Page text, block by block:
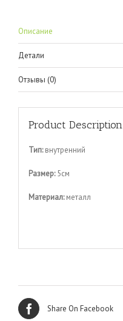
Описание
Детали
Отзывы (0)
Product Description
Тип:внутренний
Размер:5см
Материал:металл
Share On Facebook